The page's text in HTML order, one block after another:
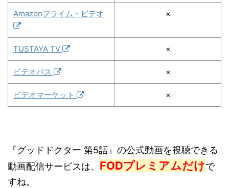
Amazonプライム・ビデオ ×
TUSTAYA TV ×
ビデオパス ×
ビデオマーケット ×
『グッドドクター 第5話』の公式動画を視聴できる
動画配信サービスは、 FODプレミアムだけで
すね。